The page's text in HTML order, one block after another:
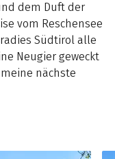
dem Duft der
vom Reschensee
Südtirol alle
Neugier geweckt
nächste